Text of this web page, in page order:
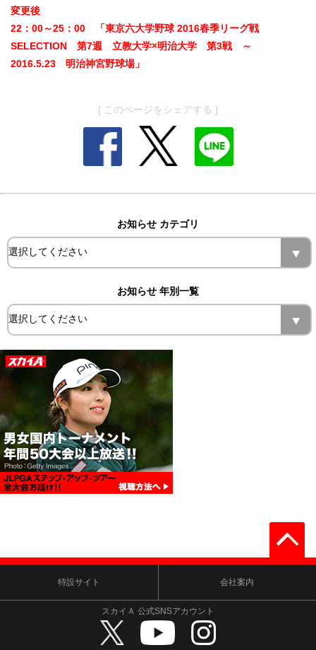
変更後
22：00～25：00 「東京六大学野球 2016春季リーグ戦
SELECTION 第7週 立教大学×明治大学 第3戦 ～
2016.5.23 明治神宮野球場」
[ このページをシェアする ]
お知らせ カテゴリ
お知らせ 年別一覧
特設サイト 会社案内
スカイＡ 公式SNSアカウント